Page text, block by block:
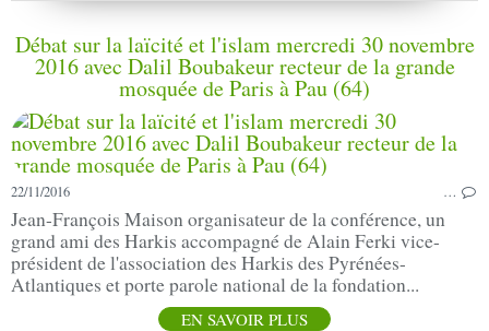
Débat sur la laïcité et l'islam mercredi 30 novembre
2016 avec Dalil Boubakeur recteur de la grande
mosquée de Paris à Pau (64)
22/11/2016 …
Jean-François Maison organisateur de la conférence, un
grand ami des Harkis accompagné de Alain Ferki vice-
président de l'association des Harkis des Pyrénées-
Atlantiques et porte parole national de la fondation...
EN SAVOIR PLUS